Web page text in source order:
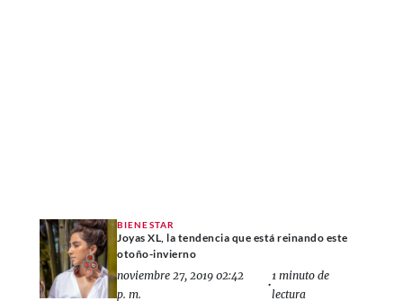
BIENESTAR
Joyas XL, la tendencia que está reinando este
otoño-invierno
noviembre 27, 2019 02:42
p. m.
•
1 minuto de
lectura